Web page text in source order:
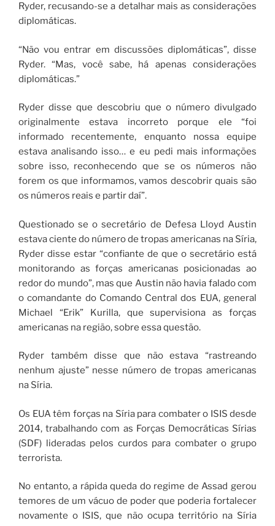
Ryder, recusando-se a detalhar mais as considerações
diplomáticas.
“Não vou entrar em discussões diplomáticas”, disse
Ryder. “Mas, você sabe, há apenas considerações
diplomáticas.”
Ryder disse que descobriu que o número divulgado
originalmente estava incorreto porque ele “foi
informado recentemente, enquanto nossa equipe
estava analisando isso… e eu pedi mais informações
sobre isso, reconhecendo que se os números não
forem os que informamos, vamos descobrir quais são
os números reais e partir daí”.
Questionado se o secretário de Defesa Lloyd Austin
estava ciente do número de tropas americanas na Síria,
Ryder disse estar “confiante de que o secretário está
monitorando as forças americanas posicionadas ao
redor do mundo”, mas que Austin não havia falado com
o comandante do Comando Central dos EUA, general
Michael “Erik” Kurilla, que supervisiona as forças
americanas na região, sobre essa questão.
Ryder também disse que não estava “rastreando
nenhum ajuste” nesse número de tropas americanas
na Síria.
Os EUA têm forças na Síria para combater o ISIS desde
2014, trabalhando com as Forças Democráticas Sírias
(SDF) lideradas pelos curdos para combater o grupo
terrorista.
No entanto, a rápida queda do regime de Assad gerou
temores de um vácuo de poder que poderia fortalecer
novamente o ISIS, que não ocupa território na Síria